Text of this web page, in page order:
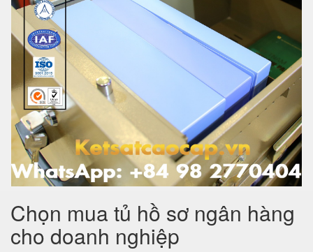
Chọn mua tủ hồ sơ ngân hàng
cho doanh nghiệp